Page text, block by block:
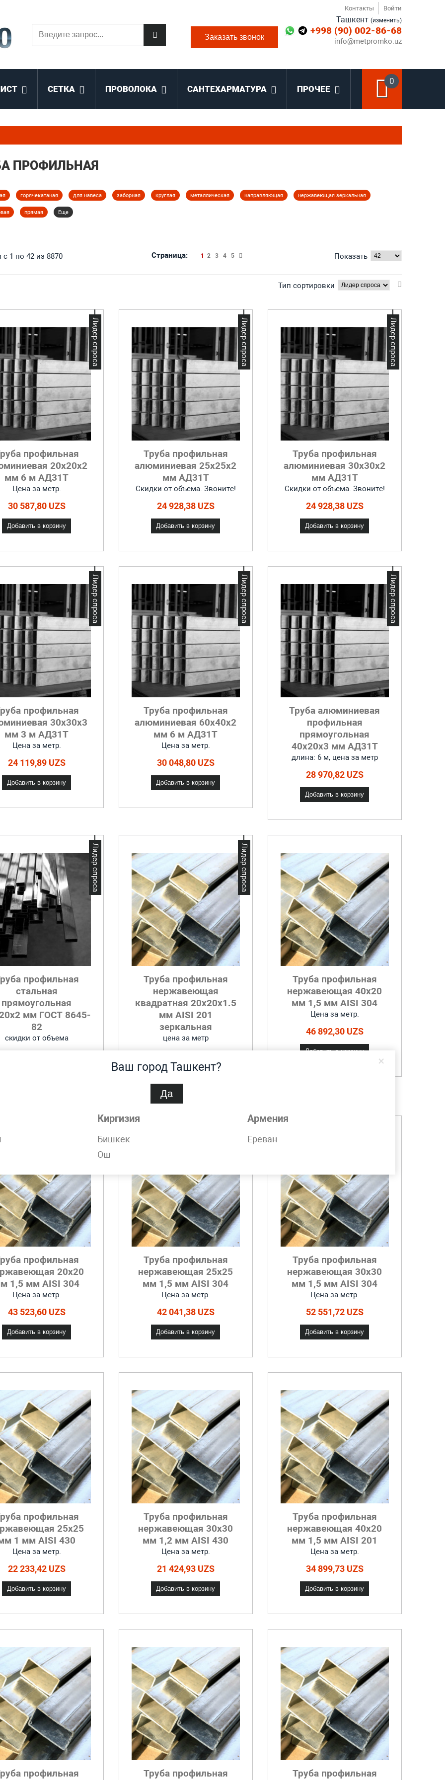
×
Ваш город Ташкент?
Да
Киргизия
Бишкек
Ош
Армения
Ереван
Ташкент (изменить)
+998 (90) 002-86-68
info@metpromko.uz
Контакты Войти
Заказать звонок
0
СЕТКА ПРОВОЛОКА САНТЕХАРМАТУРА ПРОЧЕЕ
ПРОФИЛЬНАЯ
горячекатаная для навеса заборная круглая металлическая направляющая нержавеющая зеркальная
прямая Еще
1 по 42 из 8870 Показать
Страница: 1 2 3 4 5
Тип сортировки
профильная
20x20х2
мм 6 м АД31Т
Цена за метр.
30 587,80 UZS
Добавить в корзину
Лидер спроса
Труба профильная
алюминиевая 25x25х2
мм АД31Т
Скидки от объема. Звоните!
24 928,38 UZS
Добавить в корзину
Лидер спроса
Труба профильная
алюминиевая 30x30х2
мм АД31Т
Скидки от объема. Звоните!
24 928,38 UZS
Добавить в корзину
Лидер спроса
профильная
30x30х3
мм 3 м АД31Т
Цена за метр.
24 119,89 UZS
Добавить в корзину
Лидер спроса
Труба профильная
алюминиевая 60x40х2
мм 6 м АД31Т
Цена за метр.
30 048,80 UZS
Добавить в корзину
Лидер спроса
Труба алюминиевая
профильная
прямоугольная
40х20х3 мм АД31Т
длина: 6 м, цена за метр
28 970,82 UZS
Добавить в корзину
Лидер спроса
профильная
стальная
прямоугольная
мм ГОСТ 8645-
82
скидки от объема
Лидер спроса
Труба профильная
нержавеющая
квадратная 20x20x1.5
мм AISI 201
зеркальная
цена за метр
Добавить в корзину
Лидер спроса
Труба профильная
нержавеющая 40x20
мм 1,5 мм AISI 304
Цена за метр.
46 892,30 UZS
Добавить в корзину
профильная
20x20
1,5 мм AISI 304
Цена за метр.
43 523,60 UZS
Добавить в корзину
Труба профильная
нержавеющая 25x25
мм 1,5 мм AISI 304
Цена за метр.
42 041,38 UZS
Добавить в корзину
Труба профильная
нержавеющая 30x30
мм 1,5 мм AISI 304
Цена за метр.
52 551,72 UZS
Добавить в корзину
профильная
25x25
1 мм AISI 430
Цена за метр.
22 233,42 UZS
Добавить в корзину
Труба профильная
нержавеющая 30x30
мм 1,2 мм AISI 430
Цена за метр.
21 424,93 UZS
Добавить в корзину
Труба профильная
нержавеющая 40x20
мм 1,5 мм AISI 201
Цена за метр.
34 899,73 UZS
Добавить в корзину
профильная
Труба профильная
Труба профильная